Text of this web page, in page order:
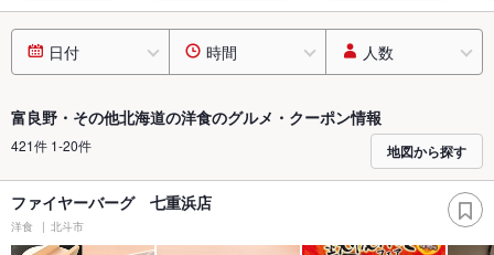
日付 時間 人数
富良野・その他北海道の洋食のグルメ・クーポン情報
421件 1-20件 地図から探す
ファイヤーバーグ 七重浜店
洋食 北斗市